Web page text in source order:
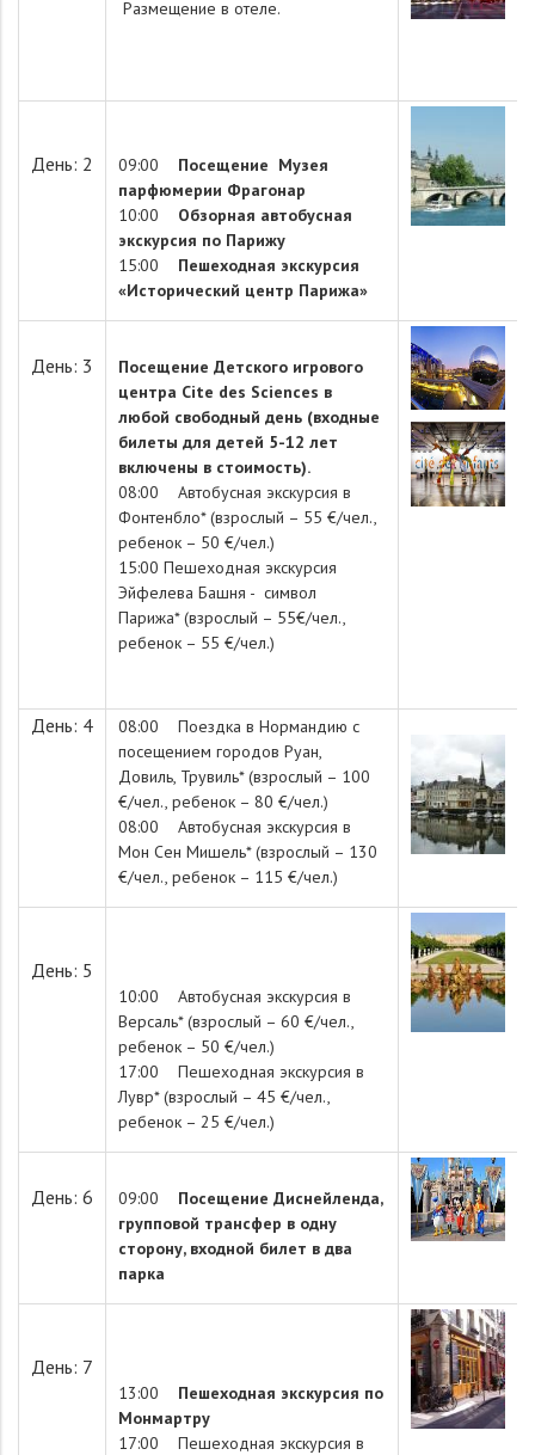
Размещение в отеле.
День: 2 09:00 Посещение Музея
парфюмерии Фрагонар
10:00 Обзорная автобусная
экскурсия по Парижу
15:00 Пешеходная экскурсия
«Исторический центр Парижа»
День: 3
Посещение Детского игрового
центра Cite des Sciences в
любой свободный день (входные
билеты для детей 5-12 лет
включены в стоимость).
08:00 Автобусная экскурсия в
Фонтенбло* (взрослый – 55 €/чел.,
ребенок – 50 €/чел.)
15:00 Пешеходная экскурсия
Эйфелева Башня - символ
Парижа* (взрослый – 55€/чел.,
ребенок – 55 €/чел.)
День: 4
08:00 Поездка в Нормандию с
посещением городов Руан,
Довиль, Трувиль* (взрослый – 100
€/чел., ребенок – 80 €/чел.)
08:00 Автобусная экскурсия в
Мон Сен Мишель* (взрослый – 130
€/чел., ребенок – 115 €/чел.)
День: 5
10:00 Автобусная экскурсия в
Версаль* (взрослый – 60 €/чел.,
ребенок – 50 €/чел.)
17:00 Пешеходная экскурсия в
Лувр* (взрослый – 45 €/чел.,
ребенок – 25 €/чел.)
День: 6 09:00 Посещение Диснейленда,
групповой трансфер в одну
сторону, входной билет в два
парка
День: 7
13:00 Пешеходная экскурсия по
Монмартру
17:00 Пешеходная экскурсия в